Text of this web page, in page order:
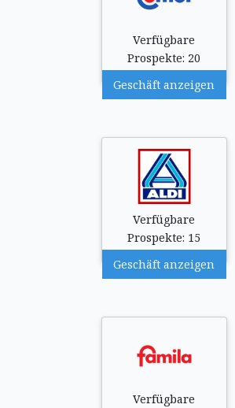
Verfügbare
Prospekte: 20
Geschäft anzeigen
Verfügbare
Prospekte: 15
Geschäft anzeigen
Verfügbare